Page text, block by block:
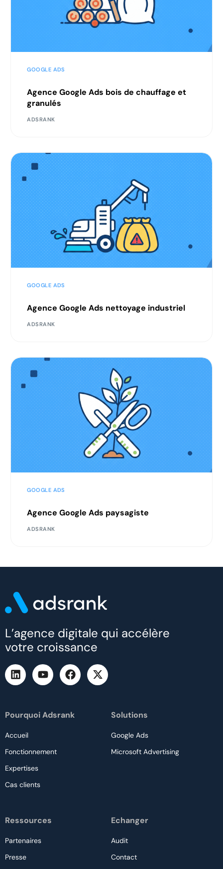
GOOGLE ADS
Agence Google Ads bois de chauffage et
granulés
ADSRANK
GOOGLE ADS
Agence Google Ads nettoyage industriel
ADSRANK
GOOGLE ADS
Agence Google Ads paysagiste
ADSRANK
L’agence digitale qui accélère
votre croissance
Pourquoi Adsrank
Accueil
Fonctionnement
Expertises
Cas clients
Solutions
Google Ads
Microsoft Advertising
Ressources
Partenaires
Presse
Echanger
Audit
Contact